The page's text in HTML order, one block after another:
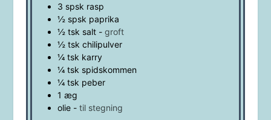
3 spsk rasp
½ spsk paprika
½ tsk salt- groft
½ tsk chilipulver
¼ tsk karry
¼ tsk spidskommen
¼ tsk peber
1 æg
olie- til stegning